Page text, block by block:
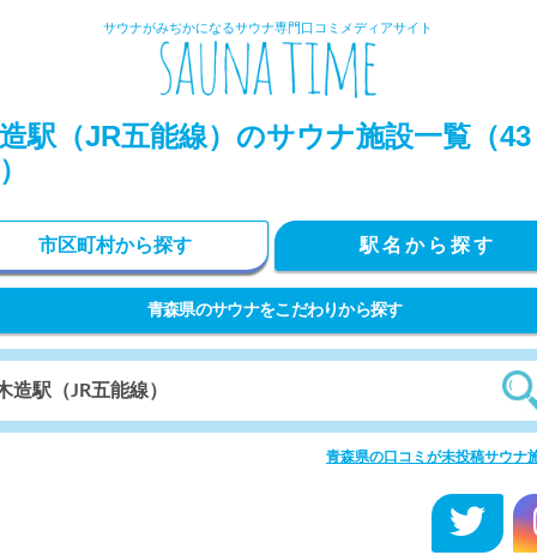
サウナがみぢかになるサウナ専門口コミメディアサイト
駅（JR五能線）のサウナ施設一覧（43
市区町村から探す 駅名から探す
青森県のサウナをこだわりから探す
青森県の口コミが未投稿サウナ